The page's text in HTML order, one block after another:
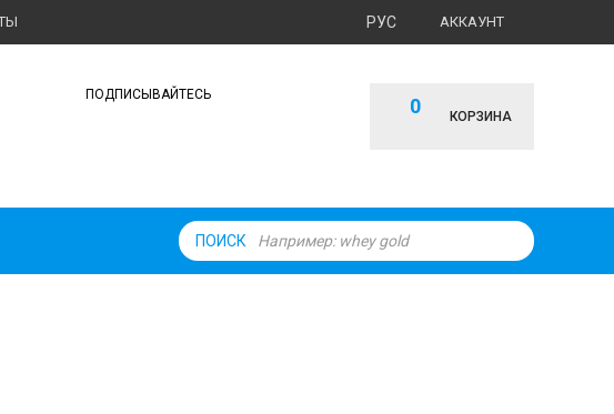
АККАУНТ
РУС
0 КОРЗИНА
ПОДПИСЫВАЙТЕСЬ
ПОИСК